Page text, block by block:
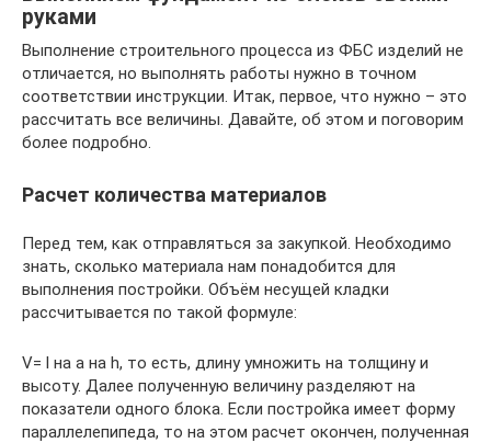
руками
Выполнение строительного процесса из ФБС изделий не
отличается, но выполнять работы нужно в точном
соответствии инструкции. Итак, первое, что нужно – это
рассчитать все величины. Давайте, об этом и поговорим
более подробно.
Расчет количества материалов
Перед тем, как отправляться за закупкой. Необходимо
знать, сколько материала нам понадобится для
выполнения постройки. Объём несущей кладки
рассчитывается по такой формуле:
V= l на a на h, то есть, длину умножить на толщину и
высоту. Далее полученную величину разделяют на
показатели одного блока. Если постройка имеет форму
параллелепипеда, то на этом расчет окончен, полученная